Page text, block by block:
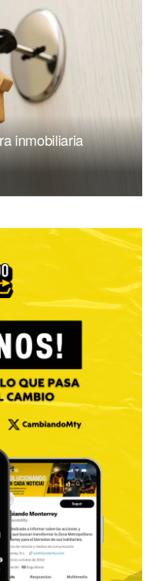
inmobiliaria